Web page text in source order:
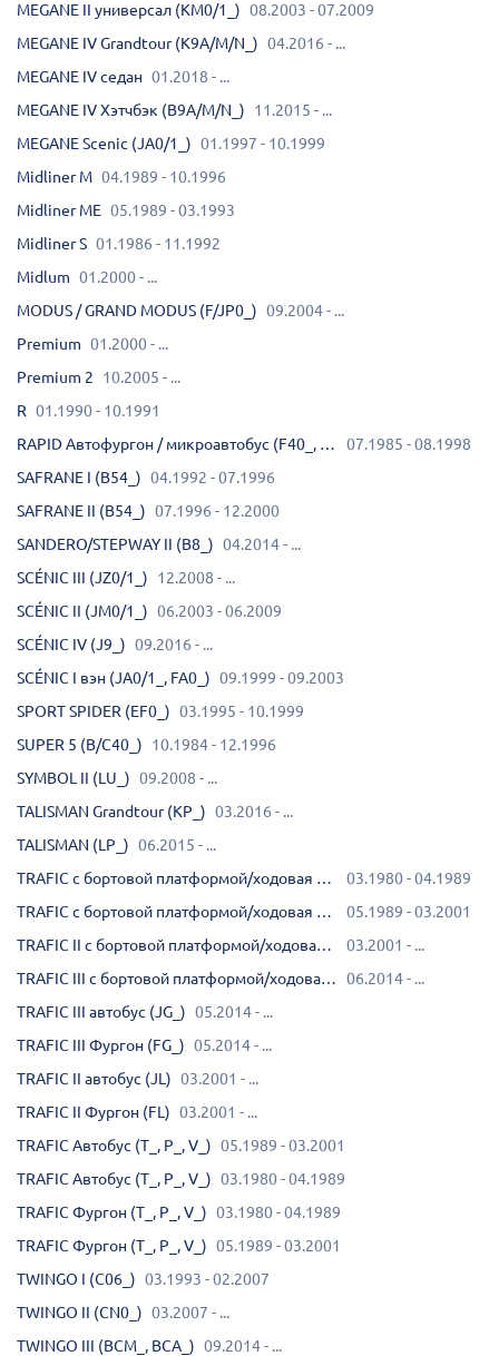
MEGANE II универсал (KM0/1_) 08.2003 - 07.2009
MEGANE IV Grandtour (K9A/M/N_) 04.2016 - ...
MEGANE IV седан 01.2018 - ...
MEGANE IV Хэтчбэк (B9A/M/N_)
11.2015 - ...
MEGANE Scenic (JA0/1_) 01.1997 - 10.1999
Midliner M 04.1989 - 10.1996
Midliner ME 05.1989 - 03.1993
Midliner S 01.1986 - 11.1992
Midlum 01.2000 - ...
MODUS / GRAND MODUS (F/JP0_) 09.2004 - ...
Premium 01.2000 - ...
Premium 2
10.2005 - ...
R 01.1990 - 10.1991
RAPID Автофургон / микроавтобус (F40_, G40_)
07.1985 - 08.1998
SAFRANE I (B54_) 04.1992 - 07.1996
SAFRANE II (B54_) 07.1996 - 12.2000
SANDERO/STEPWAY II (B8_) 04.2014 - ...
SCÉNIC III (JZ0/1_)
12.2008 - ...
SCÉNIC II (JM0/1_) 06.2003 - 06.2009
SCÉNIC IV (J9_) 09.2016 - ...
SCÉNIC I вэн (JA0/1_, FA0_) 09.1999 - 09.2003
SPORT SPIDER (EF0_) 03.1995 - 10.1999
SUPER 5 (B/C40_)
10.1984 - 12.1996
SYMBOL II (LU_) 09.2008 - ...
TALISMAN Grandtour (KP_) 03.2016 - ...
TALISMAN (LP_) 06.2015 - ...
TRAFIC c бортовой платформой/ходовая часть (T_, P_, V_)
03.1980 - 04.1989
TRAFIC c бортовой платформой/ходовая часть (T_, P_, V_)
05.1989 - 03.2001
TRAFIC II c бортовой платформой/ходовая часть (EL)
03.2001 - ...
TRAFIC III c бортовой платформой/ходовая часть (EG_)
06.2014 - ...
TRAFIC III автобус (JG_) 05.2014 - ...
TRAFIC III Фургон (FG_) 05.2014 - ...
TRAFIC II автобус (JL) 03.2001 - ...
TRAFIC II Фургон (FL) 03.2001 - ...
TRAFIC Автобус (T_, P_, V_) 05.1989 - 03.2001
TRAFIC Автобус (T_, P_, V_) 03.1980 - 04.1989
TRAFIC Фургон (T_, P_, V_) 03.1980 - 04.1989
TRAFIC Фургон (T_, P_, V_) 05.1989 - 03.2001
TWINGO I (C06_) 03.1993 - 02.2007
TWINGO II (CN0_) 03.2007 - ...
TWINGO III (BCM_, BCA_) 09.2014 - ...